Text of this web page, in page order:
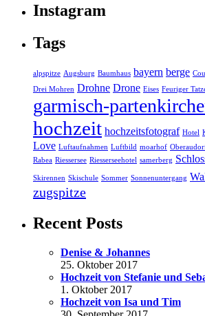
Instagram
Tags
alpspitze Augsburg Baumhaus bayern berge
Drei Mohren Drohne Drone Eises Feuriger
garmisch-
hochzeit hochzeitsfotograf Hotel
Love Luftaufnahmen Luftbild moarhof
Rabea Riessersee Riesserseehotel samerberg
Skirennen Skischule Sommer Sonnenuntergang
zugspitze
Recent Posts
Denise & Johannes
25. Oktober 2017
Hochzeit von Stefanie und
1. Oktober 2017
Hochzeit von Isa und Tim